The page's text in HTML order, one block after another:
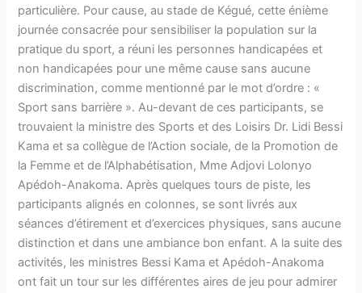
particulière. Pour cause, au stade de Kégué, cetteénième
journée consacrée pour sensibiliser la population sur la
pratique du sport, a réuni les personnes handicapées et
non handicapées pour une même cause sans aucune
discrimination, comme mentionné par le mot d’ordre : «
Sport sans barrière ». Au-devant de ces participants, se
trouvaient la ministre des Sports et des Loisirs Dr. Lidi Bessi
Kama et sa collègue de l’Action sociale, de la Promotion de
la Femme et de l’Alphabétisation, Mme Adjovi Lolonyo
Apédoh-Anakoma.Après quelques tours de piste, les
participants alignés en colonnes, se sont livrés aux
séances d’étirement et d’exercices physiques, sans aucune
distinction et dans une ambiance bon enfant. A la suite des
activités, les ministres Bessi Kama et Apédoh-Anakoma
ont fait un tour sur les différentes aires de jeu pour admirer